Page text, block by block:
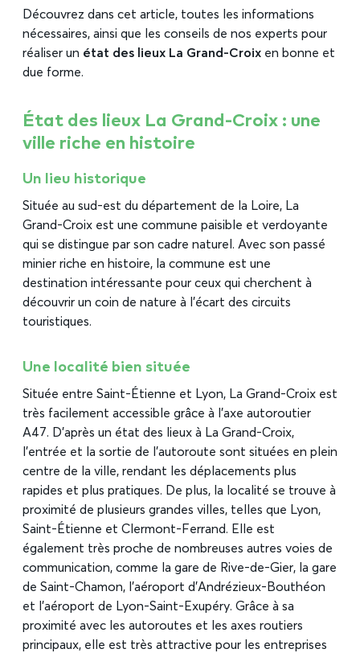
Découvrez dans cet article, toutes les informations
nécessaires, ainsi que les conseils de nos experts pour
réaliser un état des lieux La Grand-Croix en bonne et
due forme.
État des lieux La Grand-Croix : une
ville riche en histoire
Un lieu historique
Située au sud-est du département de la Loire, La
Grand-Croix est une commune paisible et verdoyante
qui se distingue par son cadre naturel. Avec son passé
minier riche en histoire, la commune est une
destination intéressante pour ceux qui cherchent à
découvrir un coin de nature à l’écart des circuits
touristiques.
Une localité bien située
Située entre Saint-Étienne et Lyon, La Grand-Croix est
très facilement accessible grâce à l’axe autoroutier
A47. D’après un état des lieux à La Grand-Croix,
l’entrée et la sortie de l’autoroute sont situées en plein
centre de la ville, rendant les déplacements plus
rapides et plus pratiques. De plus, la localité se trouve à
proximité de plusieurs grandes villes, telles que Lyon,
Saint-Étienne et Clermont-Ferrand. Elle est
également très proche de nombreuses autres voies de
communication, comme la gare de Rive-de-Gier, la gare
de Saint-Chamon, l’aéroport d’Andrézieux-Bouthéon
et l’aéroport de Lyon-Saint-Exupéry. Grâce à sa
proximité avec les autoroutes et les axes routiers
principaux, elle est très attractive pour les entreprises